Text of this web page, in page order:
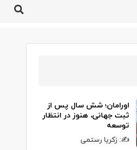
اورامان؛ شش سال پس از
ثبت جهانی، هنوز در انتظار
توسعه
✍: زکریا رستمی